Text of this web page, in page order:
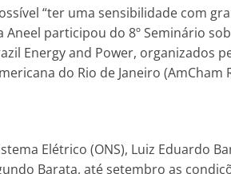
“ter uma sensibilidade com
participou do 8º Seminário
Energy and Power, organizados
do Rio de Janeiro (AmCham
Elétrico (ONS), Luiz Eduardo
Barata, até setembro as